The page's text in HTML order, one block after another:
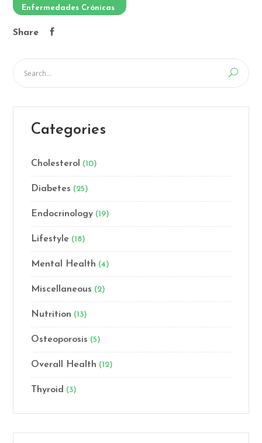
Enfermedades Crónicas
Share
Categories
Cholesterol (10)
Diabetes (25)
Endocrinology (19)
Lifestyle (18)
Mental Health (4)
Miscellaneous (2)
Nutrition (13)
Osteoporosis (5)
Overall Health (12)
Thyroid (3)